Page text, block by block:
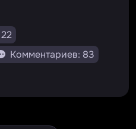
Комментариев: 83